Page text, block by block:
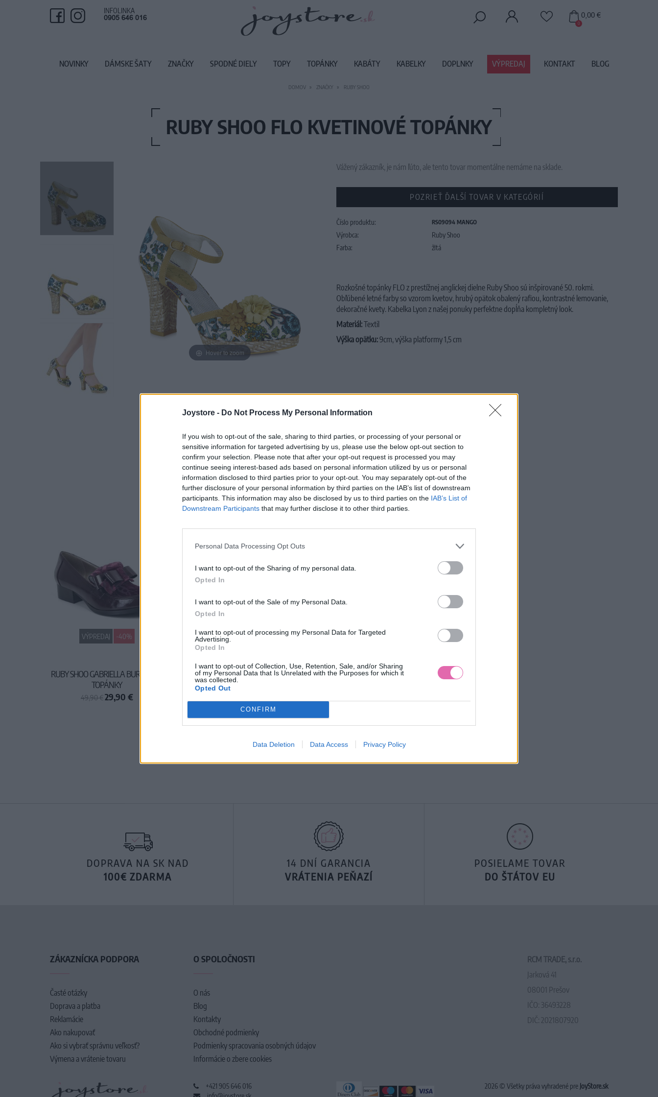
Joystore - Do Not Process My Personal Information
If you wish to opt-out of the sale, sharing to third parties, or processing of your personal or
sensitive information for targeted advertising by us, please use the below opt-out section to
confirm your selection. Please note that after your opt-out request is processed you may
continue seeing interest-based ads based on personal information utilized by us or personal
information disclosed to third parties prior to your opt-out. You may separately opt-out of the
further disclosure of your personal information by third parties on the IAB’s list of downstream
participants. This information may also be disclosed by us to third parties on the IAB’s List of
Downstream Participants that may further disclose it to other third parties.
Personal Data Processing Opt Outs
I want to opt-out of the Sharing of my personal data.
Opted In
I want to opt-out of the Sale of my Personal Data.
Opted In
I want to opt-out of processing my Personal Data for Targeted
Advertising.
Opted In
I want to opt-out of Collection, Use, Retention, Sale, and/or Sharing
of my Personal Data that Is Unrelated with the Purposes for which it
was collected.
Opted Out
CONFIRM
Data Deletion Data Access Privacy Policy
DOMOV ZNAČKY RUBY SHOO
RUBY SHOO FLO KVETINOVÉ TOPÁNKY
Vážený zákazník, je nám ľúto, ale tento tovar momentálne nemáme na sklade.
POZRIEŤ ĎALŠÍ TOVAR V KATEGÓRIÍ
Číslo produktu: RS09094 MANGO
Výrobca:
Ruby Shoo
Farba:
žltá
Rozkošné topánky FLO z prestížnej anglickej dielne Ruby Shoo sú inšpirované 50. rokmi.
Obľúbené letné farby so vzorom kvetov, hrubý opätok obalený rafiou, kontrastné lemovanie,
dekoračné kvety. Kabelka Lyon z našej ponuky perfektne dopĺňa kompletný look.
Materiál:Textil
Výška opätku:9cm, výška platformy 1,5 cm
Hover to zoom
MOHLO BY SA VÁM TIEŽ HODIŤ
VÝPREDAJ -40%
RUBY SHOO GABRIELLA BURGUNDY
TOPÁNKY
49,90 €29,90 €
DOPRAVA NA SK NAD
100€ ZDARMA
14 DNÍ GARANCIA
VRÁTENIA PEŇAZÍ
POSIELAME TOVAR
DO ŠTÁTOV EU
ZÁKAZNÍCKA PODPORA
Časté otázky
Doprava a platba
Reklamácie
Ako nakupovať
Ako si vybrať správnu veľkosť?
Výmena a vrátenie tovaru
O SPOLOČNOSTI
O nás
Blog
Kontakty
Obchodné podmienky
Podmienky spracovania osobných údajov
Informácie o zbere cookies
RCM TRADE, s.r.o.
Jarková 41
08001 Prešov
IČO: 36493228
DIČ: 2021807920
+421 905 646 016
2026 © Všetky práva vyhradené pre JoyStore.sk
INFOLINKA
0905 646 016
0
0,00 €
NOVINKY DÁMSKE ŠATY ZNAČKY SPODNÉ DIELY TOPY TOPÁNKY KABÁTY KABELKY DOPLNKY VÝPREDAJ KONTAKT BLOG